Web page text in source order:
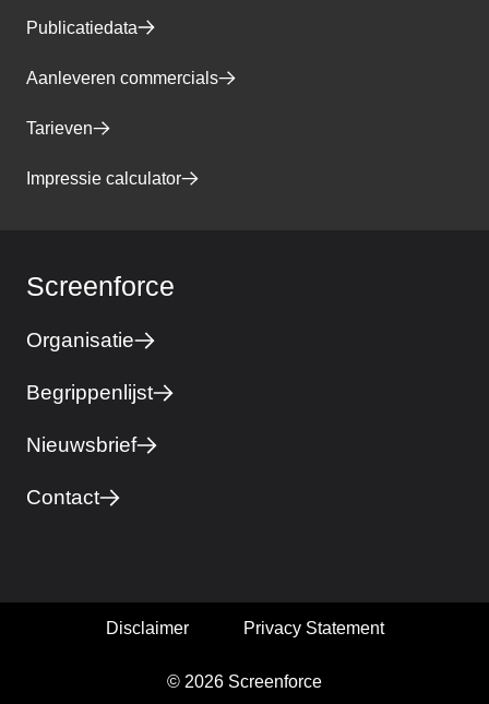
Publicatiedata
Aanleveren commercials
Tarieven
Impressie calculator
Screenforce
Organisatie
Begrippenlijst
Nieuwsbrief
Contact
© 2026 Screenforce
Disclaimer Privacy Statement